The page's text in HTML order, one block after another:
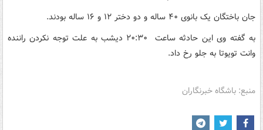
جان باختگان یک بانوی ۴۰ ساله و دو دختر ۱۲ و ۱۶ ساله بودند.
به گفته وی این حادثه ساعت ۲۰:۳۰ دیشب به علت توجه نکردن راننده
وانت تویوتا به جلو رخ داد.
منبع: باشگاه خبرنگاران